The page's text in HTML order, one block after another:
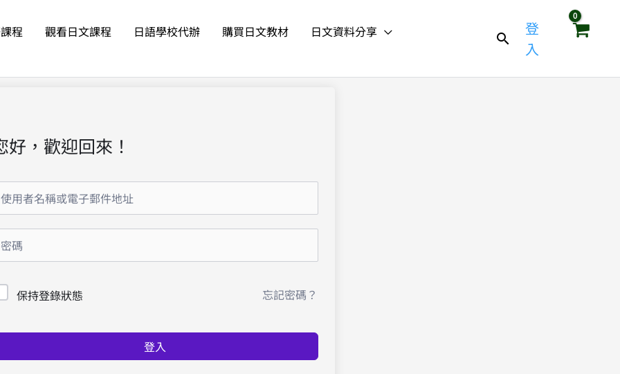
程 觀看日文課程 日語學校代辦 購買日文教材
日文資料分享
登
入
好，歡迎回來！
保持登錄狀態 忘記密碼？
登入